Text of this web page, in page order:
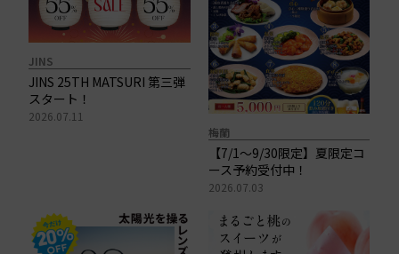
JINS
JINS 25TH MATSURI 第三弾
スタート！
2026.07.11
梅蘭
【7/1～9/30限定】夏限定コ
ース予約受付中！
2026.07.03